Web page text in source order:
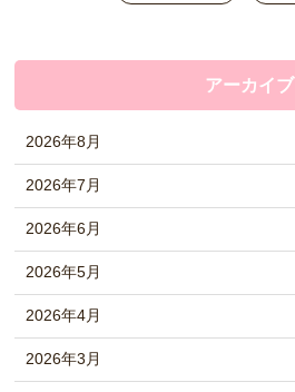
アーカイブ
2026年8月
2026年7月
2026年6月
2026年5月
2026年4月
2026年3月